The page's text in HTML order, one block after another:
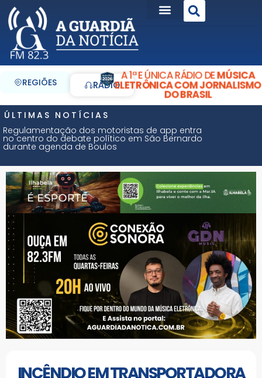
REGIÕES RÁDIO
A 1ª E ÚNICA RÁDIO DEMÚSICA
ELETRÔNICA COM JORNALISMO
DO BRASIL
ÚLTIMAS NOTÍCIAS
Regulamentação dos motoristas de app entra
no centro do debate político em São Bernardo
durante agenda de Boulos
INCÊNDIO EM TRANSPORTADORA